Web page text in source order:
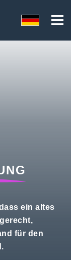
ein altes
für den